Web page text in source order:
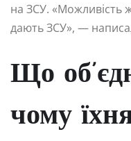
на ЗСУ. «Можливість
дають ЗСУ», —
Що
чому